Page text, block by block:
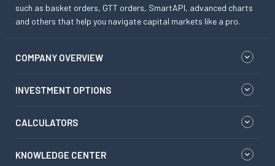
such as basket orders, GTT orders, SmartAPI, advanced charts
and others that help you navigate capital markets like a pro.
COMPANY OVERVIEW
INVESTMENT OPTIONS
CALCULATORS
KNOWLEDGE CENTER